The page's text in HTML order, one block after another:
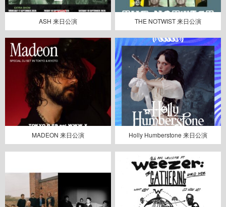
ASH 来日公演 THE NOTWIST 来日公演
MADEON 来日公演 Holly Humberstone 来日公演